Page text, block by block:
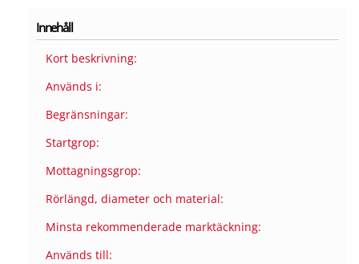
Innehåll
Kort beskrivning:
Används i:
Begränsningar:
Startgrop:
Mottagningsgrop:
Rörlängd, diameter och material:
Minsta rekommenderade marktäckning:
Används till: